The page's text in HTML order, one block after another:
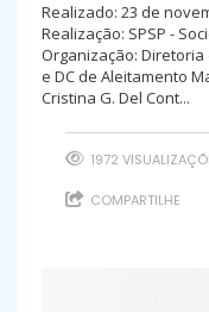
Realizado: 23 de
Realização: SPSP -
Organização: Diretoria
e DC de Aleitamento
Cristina G. Del Cont...
1972
COMPARTILHE